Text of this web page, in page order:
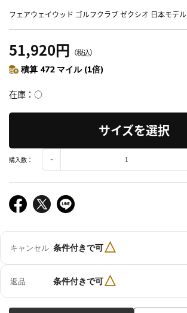
フェアウェイウッド ゴルフクラブ ゼクシオ 日本モデル
51,920円 （税込）
積算 472 マイル (1倍)
在庫 ○
サイズを選択
購入数：
キャンセル 条件付きで可△
返品 条件付きで可△